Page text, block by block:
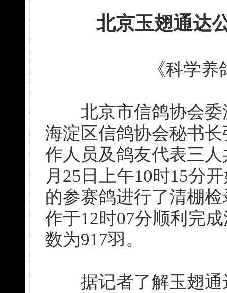
北京玉翅通达
《科学
北京市信鸽协会委
海淀区信鸽协会秘书
作人员及鸽友代表三
月25日上午10时15分
的参赛鸽进行了清棚
作于12时07分顺利完
数为917羽。
据记者了解玉翅通